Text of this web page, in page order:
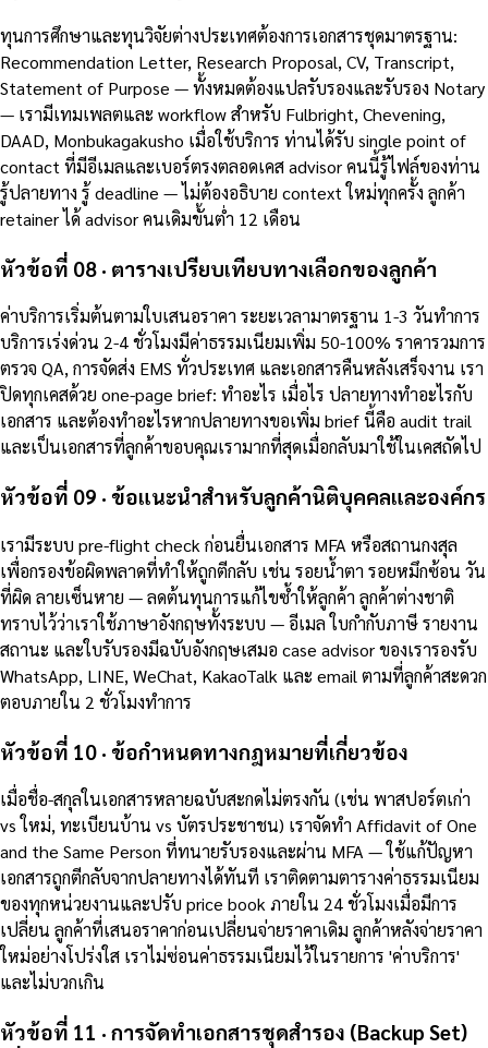
ทุนการศึกษาและทุนวิจัยต่างประเทศต้องการเอกสารชุดมาตรฐาน:
Recommendation Letter, Research Proposal, CV, Transcript,
Statement of Purpose — ทั้งหมดต้องแปลรับรองและรับรอง Notary
— เรามีเทมเพลตและ workflow สำหรับ Fulbright, Chevening,
DAAD, Monbukagakusho เมื่อใช้บริการ ท่านได้รับ single point of
contact ที่มีอีเมลและเบอร์ตรงตลอดเคส advisor คนนี้รู้ไฟล์ของท่าน
รู้ปลายทาง รู้ deadline — ไม่ต้องอธิบาย context ใหม่ทุกครั้ง ลูกค้า
retainer ได้ advisor คนเดิมขั้นต่ำ 12 เดือน
หัวข้อที่ 08 · ตารางเปรียบเทียบทางเลือกของลูกค้า
ค่าบริการเริ่มต้นตามใบเสนอราคา ระยะเวลามาตรฐาน 1-3 วันทำการ
บริการเร่งด่วน 2-4 ชั่วโมงมีค่าธรรมเนียมเพิ่ม 50-100% ราคารวมการ
ตรวจ QA, การจัดส่ง EMS ทั่วประเทศ และเอกสารคืนหลังเสร็จงาน เรา
ปิดทุกเคสด้วย one-page brief: ทำอะไร เมื่อไร ปลายทางทำอะไรกับ
เอกสาร และต้องทำอะไรหากปลายทางขอเพิ่ม brief นี้คือ audit trail
และเป็นเอกสารที่ลูกค้าขอบคุณเรามากที่สุดเมื่อกลับมาใช้ในเคสถัดไป
หัวข้อที่ 09 · ข้อแนะนำสำหรับลูกค้านิติบุคคลและองค์กร
เรามีระบบ pre-flight check ก่อนยื่นเอกสาร MFA หรือสถานกงสุล
เพื่อกรองข้อผิดพลาดที่ทำให้ถูกตีกลับ เช่น รอยน้ำตา รอยหมึกซ้อน วัน
ที่ผิด ลายเซ็นหาย — ลดต้นทุนการแก้ไขซ้ำให้ลูกค้า ลูกค้าต่างชาติ
ทราบไว้ว่าเราใช้ภาษาอังกฤษทั้งระบบ — อีเมล ใบกำกับภาษี รายงาน
สถานะ และใบรับรองมีฉบับอังกฤษเสมอ case advisor ของเรารองรับ
WhatsApp, LINE, WeChat, KakaoTalk และ email ตามที่ลูกค้าสะดวก
ตอบภายใน 2 ชั่วโมงทำการ
หัวข้อที่ 10 · ข้อกำหนดทางกฎหมายที่เกี่ยวข้อง
เมื่อชื่อ-สกุลในเอกสารหลายฉบับสะกดไม่ตรงกัน (เช่น พาสปอร์ตเก่า
vs ใหม่, ทะเบียนบ้าน vs บัตรประชาชน) เราจัดทำ Affidavit of One
and the Same Person ที่ทนายรับรองและผ่าน MFA — ใช้แก้ปัญหา
เอกสารถูกตีกลับจากปลายทางได้ทันที เราติดตามตารางค่าธรรมเนียม
ของทุกหน่วยงานและปรับ price book ภายใน 24 ชั่วโมงเมื่อมีการ
เปลี่ยน ลูกค้าที่เสนอราคาก่อนเปลี่ยนจ่ายราคาเดิม ลูกค้าหลังจ่ายราคา
ใหม่อย่างโปร่งใส เราไม่ซ่อนค่าธรรมเนียมไว้ในรายการ 'ค่าบริการ'
และไม่บวกเกิน
หัวข้อที่ 11 · การจัดทำเอกสารชุดสำรอง (Backup Set)